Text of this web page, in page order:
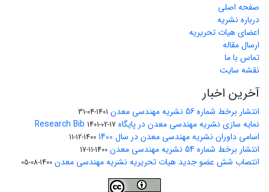
صفحه اصلی
درباره نشریه
اعضای هیات تحریریه
ارسال مقاله
تماس با ما
نقشه سایت
آخرین اخبار
انتشار برخط شماره 56 نشریه مهندسی معدن 1401-04-31
نمایه سازی نشریه مهندسی معدن در پایگاه Research Bib 1401-02-17
اسامی داوران نشریه مهندسی معدن در سال 1400 1400-12-11
انتشار برخط شماره 54 نشریه مهندسی معدن 1400-11-17
انتصاب شش عضو جدید هیات تحریریه نشریه مهندسی معدن 1400-08-05